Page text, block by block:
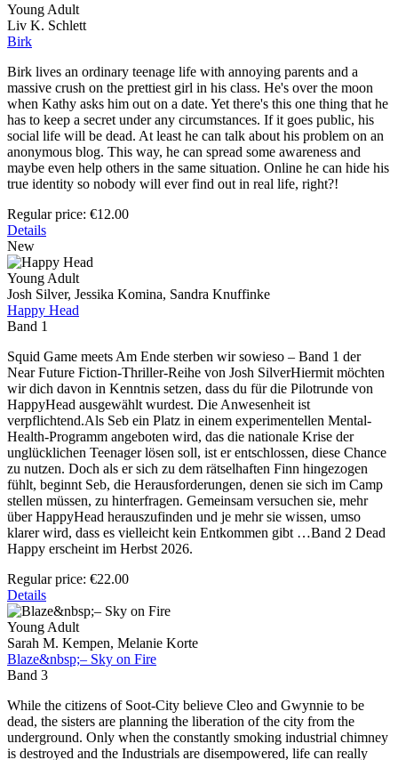
Young Adult
Liv K. Schlett
Birk
Birk lives an ordinary teenage life with annoying parents and a
massive crush on the prettiest girl in his class. He's over the moon
when Kathy asks him out on a date. Yet there's this one thing that he
has to keep a secret under any circumstances. If it goes public, his
social life will be dead. At least he can talk about his problem on an
anonymous blog. This way, he can spread some awareness and
maybe even help others in the same situation. Online he can hide his
true identity so nobody will ever find out in real life, right?!
Regular price: €12.00
Details
New
Young Adult
Josh Silver, Jessika Komina, Sandra Knuffinke
Happy Head
Band 1
Squid Game meets Am Ende sterben wir sowieso – Band 1 der
Near Future Fiction-Thriller-Reihe von Josh SilverHiermit möchten
wir dich davon in Kenntnis setzen, dass du für die Pilotrunde von
HappyHead ausgewählt wurdest. Die Anwesenheit ist
verpflichtend.Als Seb ein Platz in einem experimentellen Mental-
Health-Programm angeboten wird, das die nationale Krise der
unglücklichen Teenager lösen soll, ist er entschlossen, diese Chance
zu nutzen. Doch als er sich zu dem rätselhaften Finn hingezogen
fühlt, beginnt Seb, die Herausforderungen, denen sie sich im Camp
stellen müssen, zu hinterfragen. Gemeinsam versuchen sie, mehr
über HappyHead herauszufinden und je mehr sie wissen, umso
klarer wird, dass es vielleicht kein Entkommen gibt …Band 2 Dead
Happy erscheint im Herbst 2026.
Regular price: €22.00
Details
Young Adult
Sarah M. Kempen, Melanie Korte
Blaze&nbsp;– Sky on Fire
Band 3
While the citizens of Soot-City believe Cleo and Gwynnie to be
dead, the sisters are planning the liberation of the city from the
underground. Only when the constantly smoking industrial chimney
is destroyed and the Industrials are disempowered, life can really